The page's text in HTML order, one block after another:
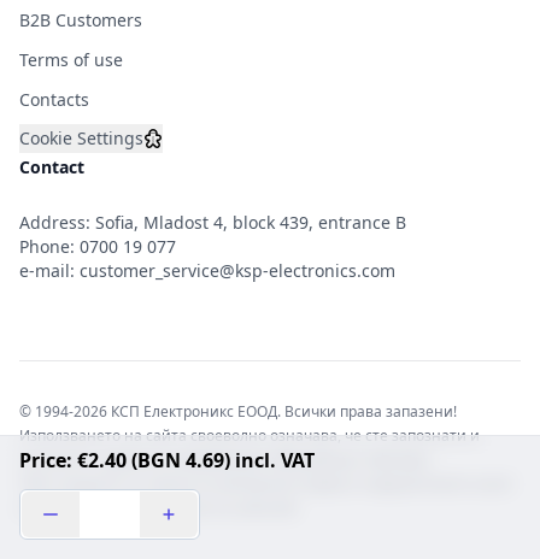
Price: €2.40 (BGN 4.69) incl. VAT
B2B Customers
Terms of use
Contacts
Cookie Settings
Contact
Address: Sofia, Mladost 4, block 439, entrance B
Phone: 0700 19 077
e-mail: customer_service@ksp-electronics.com
© 1994-2026 КСП Електроникс ЕООД. Всички права запазени!
Използването на сайта своеволно означава, че сте запознати и
съгласни с правната информация обвързваща софтуера.
отговорност с цялата сила на закона!b